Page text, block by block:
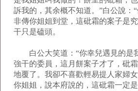
訴我的，其余概不知道。”白公說：
非傳你姐姐到堂，這砒霜的案子是
干只是磕頭。
白公大笑道：“你幸兒遇見的是
強干的委員，這月餅案子才了，砒
地覆了。我卻不喜歡輕易提人家婦
你姐姐，說本府說的，這砒霜一定